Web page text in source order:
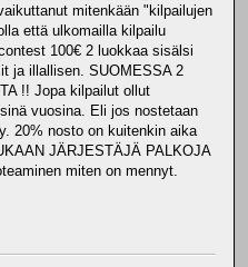
mitenkään "kilpailujen
että ulkomailla kilpailu
100€ 2 luokkaa sisälsi
ja illallisen. SUOMESSA 2
!! Jopa kilpailut ollut
vuosina. Eli jos nostetaan
20% nosto on kuitenkin aika
JÄRJESTÄJÄ PALKOJA
miten on mennyt.